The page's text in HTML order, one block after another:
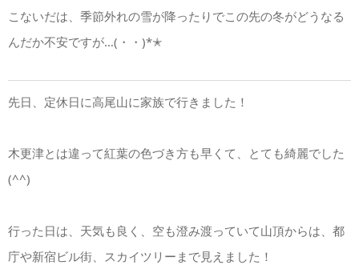
こないだは、季節外れの雪が降ったりでこの先の冬がどうなる
んだか不安ですが…(・・)*✭
先日、定休日に高尾山に家族で行きました！
木更津とは違って紅葉の色づき方も早くて、とても綺麗でした
(^^)
行った日は、天気も良く、空も澄み渡っていて山頂からは、都
庁や新宿ビル街、スカイツリーまで見えました！